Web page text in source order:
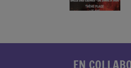
EN